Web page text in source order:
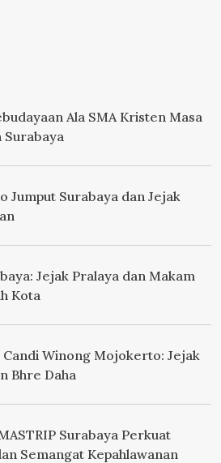
Ala SMA Kristen Masa
Surabaya
Jumput Surabaya dan Jejak
Jejak Pralaya dan Makam
Kota
Candi Winong Mojokerto: Jejak
Bhre Daha
Surabaya Perkuat
Semangat Kepahlawanan